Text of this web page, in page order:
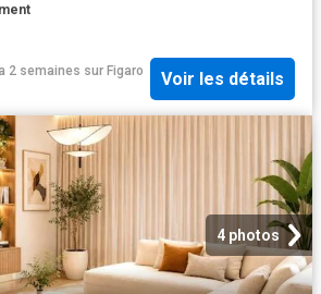
2 semaines sur Figaro
Voir les détails
4 photos